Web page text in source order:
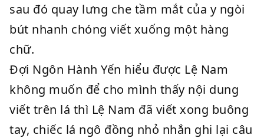
sau đó quay lưng che tầm mắt của y ngòi
bút nhanh chóng viết xuống một hàng
chữ.
Đợi Ngôn Hành Yến hiểu được Lệ Nam
không muốn để cho mình thấy nội dung
viết trên lá thì Lệ Nam đã viết xong buông
tay, chiếc lá ngô đồng nhỏ nhắn ghi lại câu